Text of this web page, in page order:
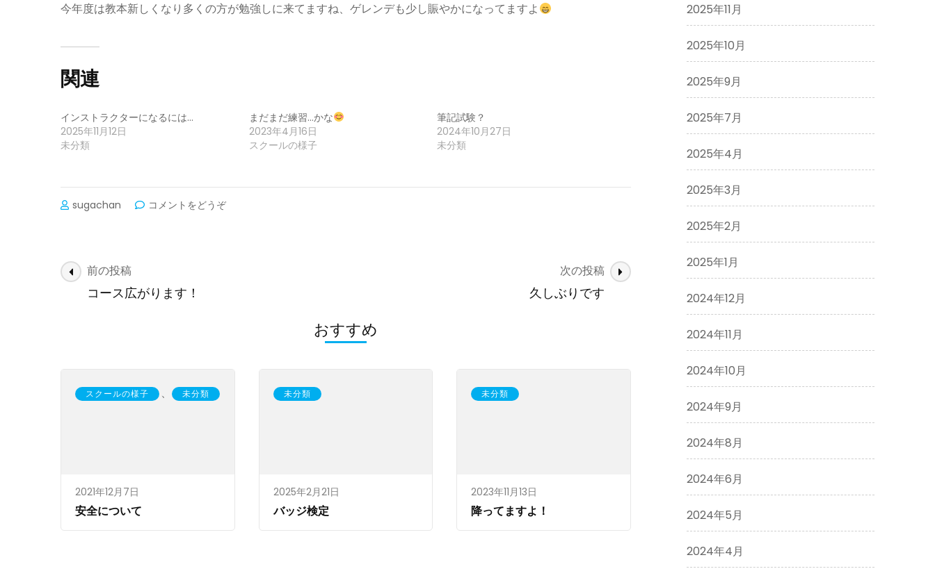
今年度は教本新しくなり多くの方が勉強しに来てますね、ゲレンデも少し賑やかになってますよ
関連
インストラクターになるには…
2025年11月12日
未分類
まだまだ練習…かな
2023年4月16日
スクールの様子
筆記試験？
2024年10月27日
未分類
sugachan コメントをどうぞ(日々
投
稿
ー
シ
ョ
前の投稿
コース広がります！
次の投稿
久しぶりです
おすすめ
スクールの様子 、 未分類
2021年12月7日
安全について
未分類
2025年2月21日
バッジ検定
未分類
2023年11月13日
降ってますよ！
2025年11月
2025年10月
2025年9月
2025年7月
2025年4月
2025年3月
2025年2月
2025年1月
2024年12月
2024年11月
2024年10月
2024年9月
2024年8月
2024年6月
2024年5月
2024年4月